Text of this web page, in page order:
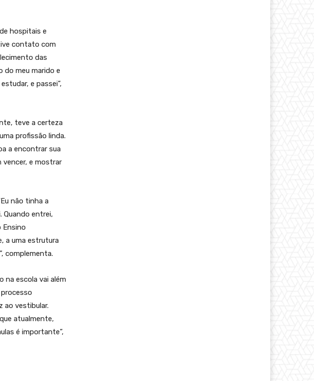
hospitais e
contato com
das
do meu marido e
e passei”,
teve a certeza
profissão linda.
a encontrar sua
vencer, e mostrar
não tinha a
Quando entrei,
Ensino
a uma estrutura
complementa.
na escola vai além
ao vestibular.
atualmente,
é importante”,